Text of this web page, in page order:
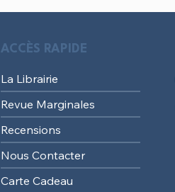
ACCÈS RAPIDE
La Librairie
Revue Marginales
Recensions
Nous Contacter
Carte Cadeau